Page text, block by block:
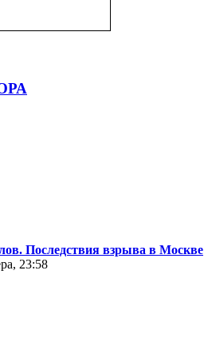
Последствия взрыва в Москве
23:58